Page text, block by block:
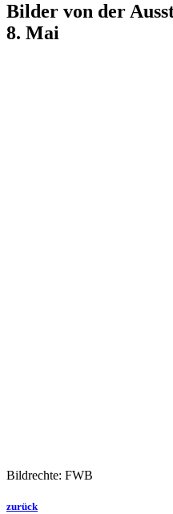
Bilder von der
8. Mai
Bildrechte: FWB
zurück